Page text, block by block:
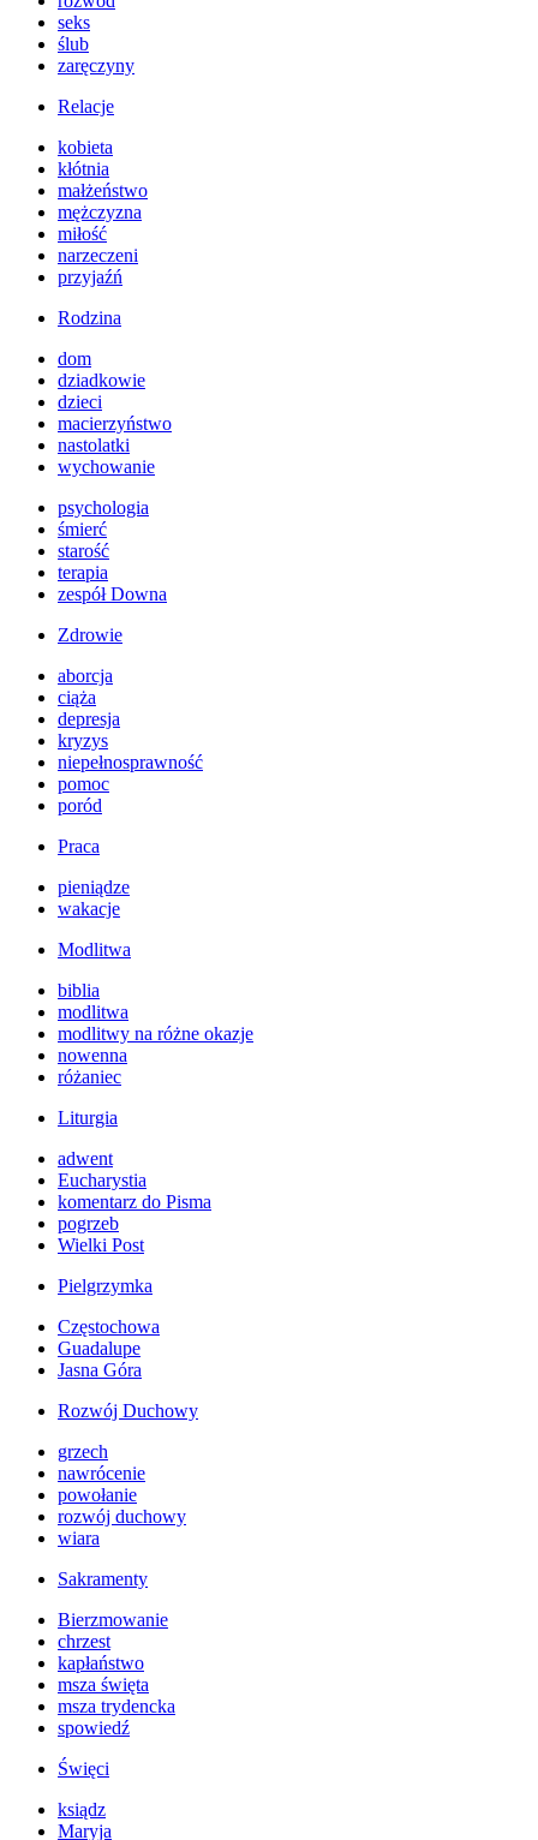
seks
ślub
zaręczyny
Relacje
kobieta
kłótnia
małżeństwo
mężczyzna
miłość
narzeczeni
przyjaźń
Rodzina
dom
dziadkowie
dzieci
macierzyństwo
nastolatki
wychowanie
psychologia
śmierć
starość
terapia
zespół Downa
Zdrowie
aborcja
ciąża
depresja
kryzys
niepełnosprawność
pomoc
poród
Praca
pieniądze
wakacje
Modlitwa
biblia
modlitwa
modlitwy na różne okazje
nowenna
różaniec
Liturgia
adwent
Eucharystia
komentarz do Pisma
pogrzeb
Wielki Post
Pielgrzymka
Częstochowa
Guadalupe
Jasna Góra
Rozwój Duchowy
grzech
nawrócenie
powołanie
rozwój duchowy
wiara
Sakramenty
Bierzmowanie
chrzest
kapłaństwo
msza święta
msza trydencka
spowiedź
Święci
ksiądz
Maryja